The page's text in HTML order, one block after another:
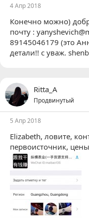
4 Апр 2018
Конечно можно)
почту :
89145046179 (это
детали!! с уваж.
Ritta_A
Продвинутый
5 Апр 2018
Elizabeth, ловите,
первоисточник,